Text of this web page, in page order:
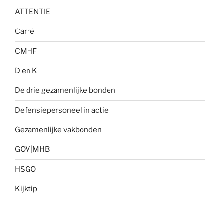
ATTENTIE
Carré
CMHF
D en K
De drie gezamenlijke bonden
Defensiepersoneel in actie
Gezamenlijke vakbonden
GOV|MHB
HSGO
Kijktip